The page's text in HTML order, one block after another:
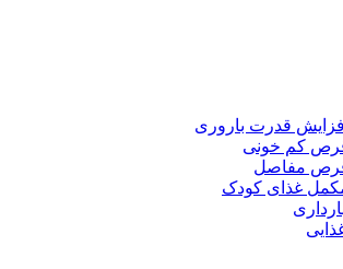
افزایش قدرت باروری
کم خونی
مفاصل
غذای کودک